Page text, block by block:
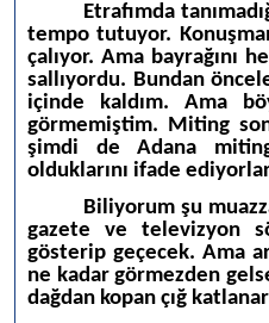
Etrafımda
tempo tutuyor.
çalıyor. Ama bayrağını
sallıyordu. Bundan
içinde kaldım. Ama
görmemiştim. Miting
şimdi de Adana
olduklarını ifade
Biliyorum şu
gazete ve televizyon
gösterip geçecek. Ama
ne kadar görmezden
dağdan kopan çığ